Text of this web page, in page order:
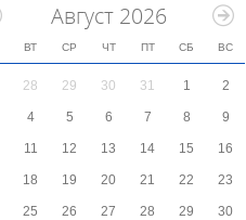
Август 2026
ВТ СР ЧТ ПТ СБ ВС
28 29 30 31 1 2
4 5 6 7 8 9
11 12 13 14 15 16
18 19 20 21 22 23
25 26 27 28 29 30